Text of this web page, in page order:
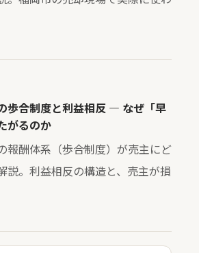
歩合制度と利益相反 — なぜ「早
がるのか
報酬体系（歩合制度）が売主にど
説。利益相反の構造と、売主が損